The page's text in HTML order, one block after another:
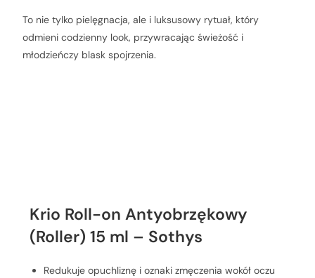
To nie tylko pielęgnacja, ale i luksusowy rytuał, który
odmieni codzienny look, przywracając świeżość i
młodzieńczy blask spojrzenia.
Krio Roll-on Antyobrzękowy
(Roller) 15 ml – Sothys
Redukuje opuchliznę i oznaki zmęczenia wokół oczu